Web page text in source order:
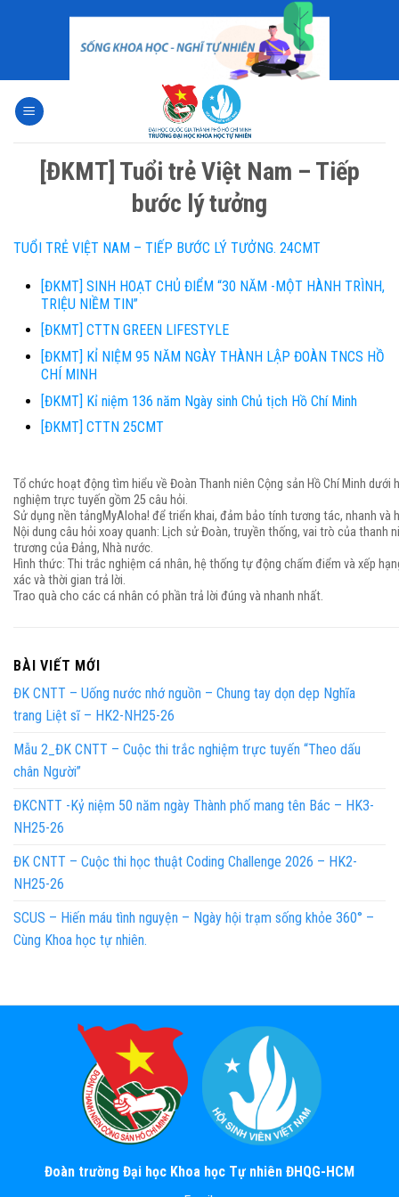
[ĐKMT] Tuổi trẻ Việt Nam – Tiếp
bước lý tưởng
TUỔI TRẺ VIỆT NAM – TIẾP BƯỚC LÝ TƯỞNG. 24CMT
[ĐKMT] SINH HOẠT CHỦ ĐIỂM “30 NĂM -MỘT HÀNH TRÌNH,
TRIỆU NIỀM TIN”
[ĐKMT] CTTN GREEN LIFESTYLE
[ĐKMT] KỈ NIỆM 95 NĂM NGÀY THÀNH LẬP ĐOÀN TNCS HỒ
CHÍ MINH
[ĐKMT] Kỉ niệm 136 năm Ngày sinh Chủ tịch Hồ Chí Minh
[ĐKMT] CTTN 25CMT
Tổ chức hoạt động tìm hiểu về Đoàn Thanh niên Cộng sản Hồ Chí Minh dưới
nghiệm trực tuyến gồm 25 câu hỏi.
Sử dụng nền tảngMyAloha! để triển khai, đảm bảo tính tương tác, nhanh và
Nội dung câu hỏi xoay quanh: Lịch sử Đoàn, truyền thống, vai trò của thanh
trương của Đảng, Nhà nước.
Hình thức: Thi trắc nghiệm cá nhân, hệ thống tự động chấm điểm và xếp
xác và thời gian trả lời.
Trao quà cho các cá nhân có phần trả lời đúng và nhanh nhất.
BÀI VIẾT MỚI
ĐK CNTT – Uống nước nhớ nguồn – Chung tay dọn dẹp Nghĩa
trang Liệt sĩ – HK2-NH25-26
Mẫu 2_ĐK CNTT – Cuộc thi trắc nghiệm trực tuyến “Theo dấu
chân Người”
ĐKCNTT -Kỷ niệm 50 năm ngày Thành phố mang tên Bác – HK3-
NH25-26
ĐK CNTT – Cuộc thi học thuật Coding Challenge 2026 – HK2-
NH25-26
SCUS – Hiến máu tình nguyện – Ngày hội trạm sống khỏe 360° –
Cùng Khoa học tự nhiên.
Đoàn trường Đại học Khoa học Tự nhiên ĐHQG-HCM